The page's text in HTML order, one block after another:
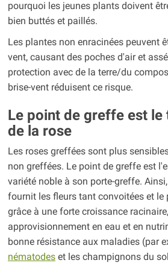
pourquoi les jeunes plants doivent
bien buttés et paillés.
Les plantes non enracinées peuvent
vent, causant des poches d'air et
protection avec de la terre/du
brise-vent réduisent ce risque.
Le point de greffe est le
de la rose
Les roses greffées sont plus
non greffées. Le point de greffe est
variété noble à son porte-greffe.
fournit les fleurs tant convoitées et le
grâce à une forte croissance
approvisionnement en eau et en
bonne résistance aux maladies (par
nématodeset les champignons du